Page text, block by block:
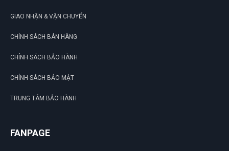
GIAO NHẬN & VẬN CHUYỂN
CHÍNH SÁCH BÁN HÀNG
CHÍNH SÁCH BẢO HÀNH
CHÍNH SÁCH BẢO MẬT
TRUNG TÂM BẢO HÀNH
FANPAGE